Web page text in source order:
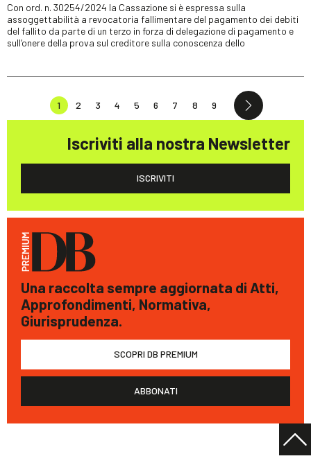
Con ord. n. 30254/2024 la Cassazione si è espressa sulla
assoggettabilità a revocatoria fallimentare del pagamento dei debiti
del fallito da parte di un terzo in forza di delegazione di pagamento e
sull’onere della prova sul creditore sulla conoscenza dello
1 2 3 4 5 6 7 8 9
Iscriviti alla nostra Newsletter
ISCRIVITI
Una raccolta sempre aggiornata di Atti,
Approfondimenti, Normativa,
Giurisprudenza.
SCOPRI DB PREMIUM
ABBONATI